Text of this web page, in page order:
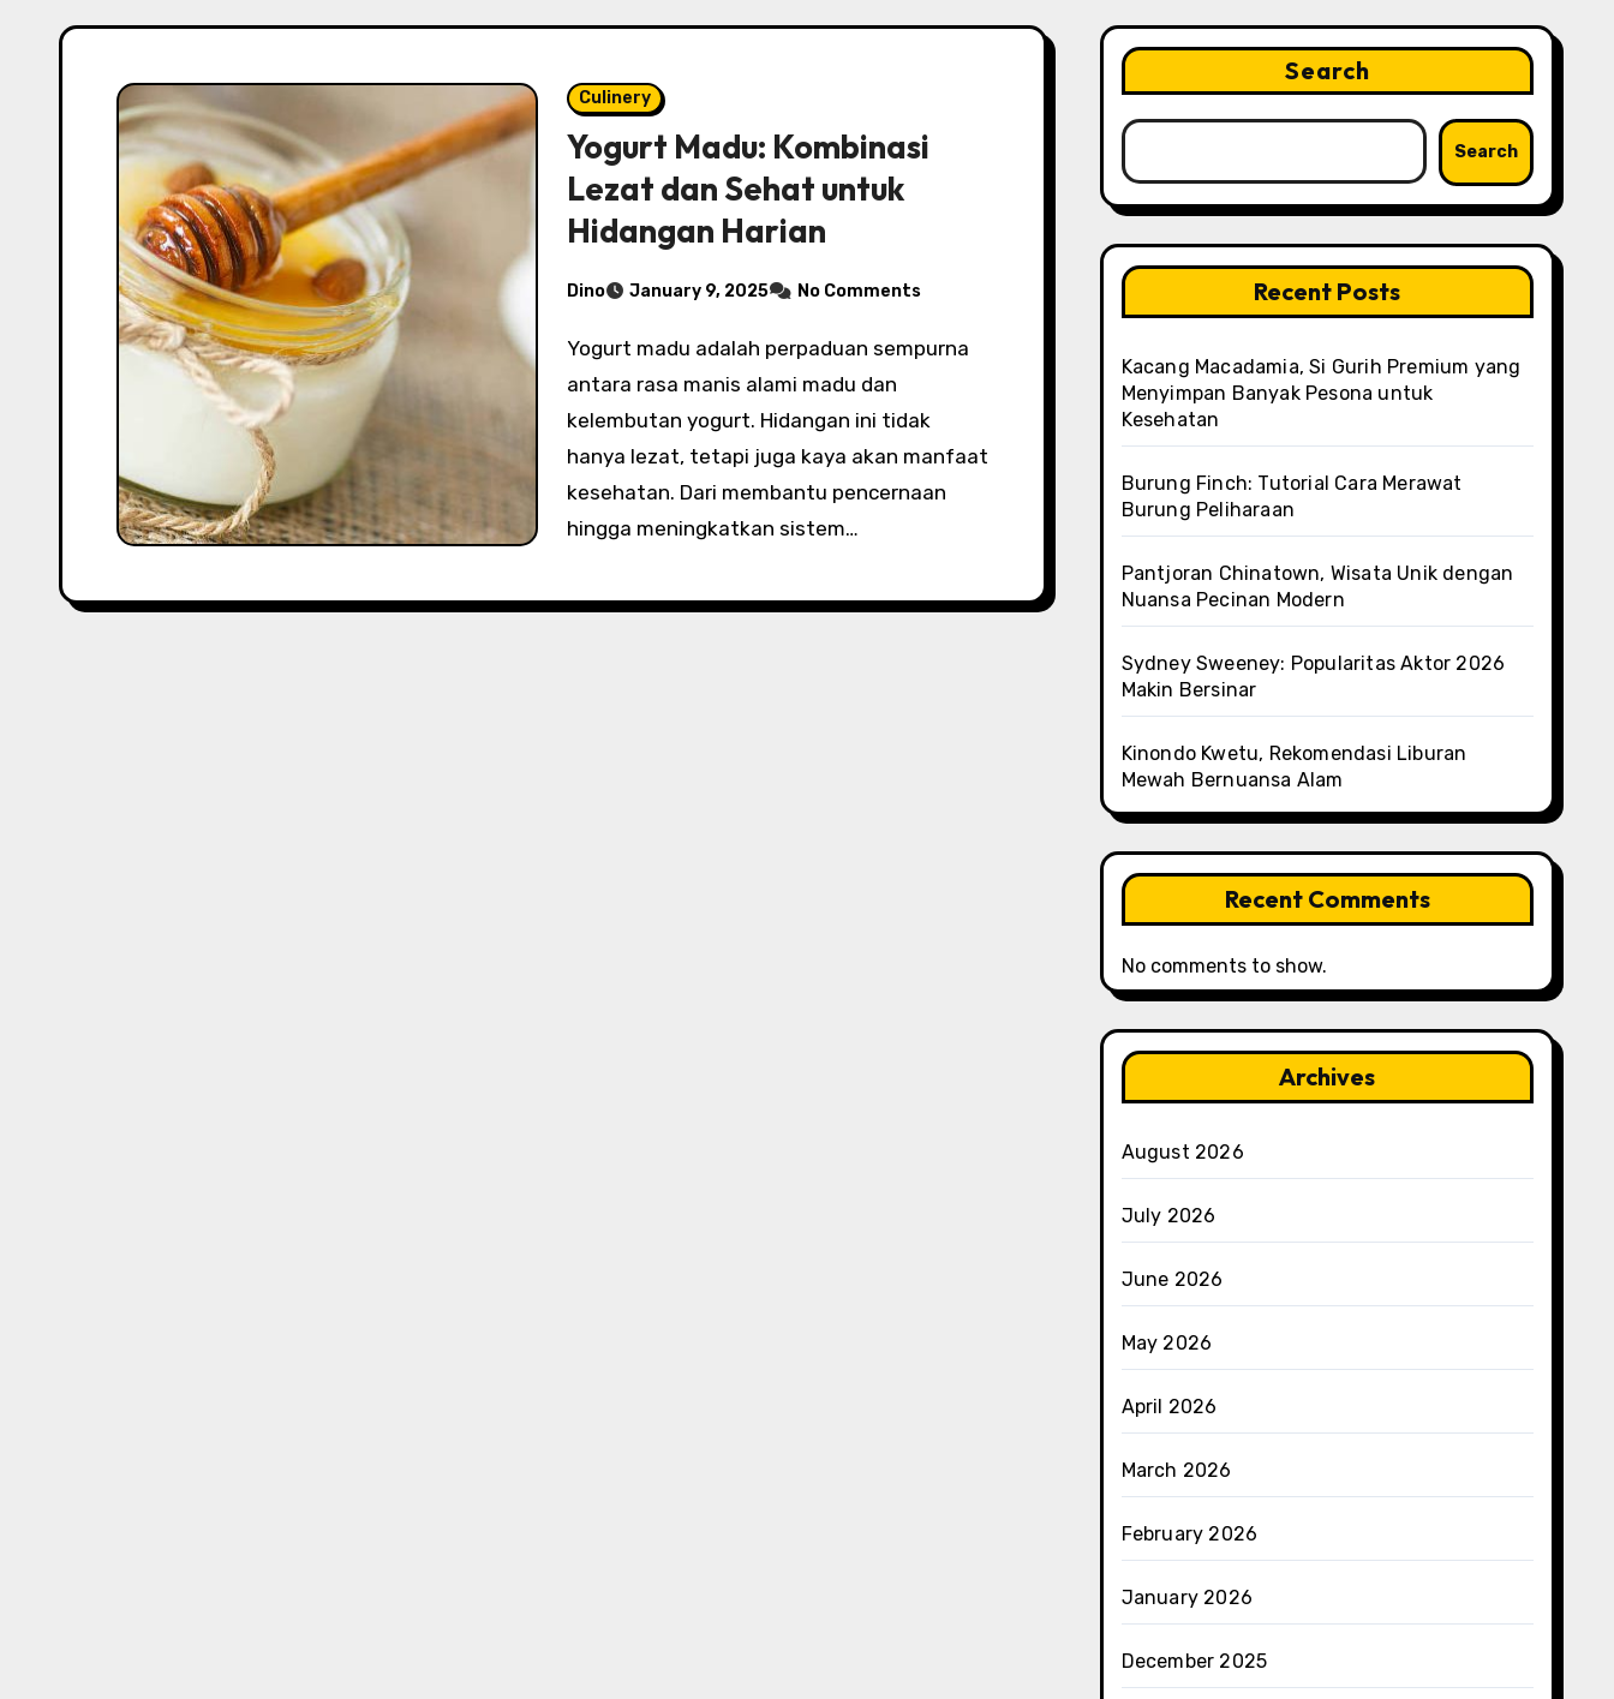
Culinery
Yogurt Madu: Kombinasi
Lezat dan Sehat untuk
Hidangan Harian
Dino January 9, 2025 No Comments
Yogurt madu adalah perpaduan sempurna
antara rasa manis alami madu dan
kelembutan yogurt. Hidangan ini tidak
hanya lezat, tetapi juga kaya akan manfaat
kesehatan. Dari membantu pencernaan
hingga meningkatkan sistem…
Search
Search
Recent Posts
Kacang Macadamia, Si Gurih Premium yang
Menyimpan Banyak Pesona untuk
Kesehatan
Burung Finch: Tutorial Cara Merawat
Burung Peliharaan
Pantjoran Chinatown, Wisata Unik dengan
Nuansa Pecinan Modern
Sydney Sweeney: Popularitas Aktor 2026
Makin Bersinar
Kinondo Kwetu, Rekomendasi Liburan
Mewah Bernuansa Alam
Recent Comments
No comments to show.
Archives
August 2026
July 2026
June 2026
May 2026
April 2026
March 2026
February 2026
January 2026
December 2025